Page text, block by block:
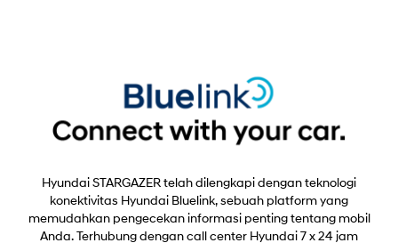
Hyundai STARGAZER telah dilengkapi dengan teknologi
konektivitas Hyundai Bluelink, sebuah platform yang
memudahkan pengecekan informasi penting tentang mobil
Anda. Terhubung dengan call center Hyundai 7 x 24 jam